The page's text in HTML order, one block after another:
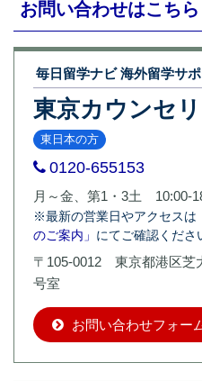
お問い合わせはこちら
毎日留学ナビ 海外留学サ
東京カウンセ
東日本の方
0120-655153
月～金、第1・3土 10:00-
※最新の営業日やアクセスは
のご案内」 にてご確認くださ
〒105-0012 東京都港区芝
号室
お問い合わせフォー